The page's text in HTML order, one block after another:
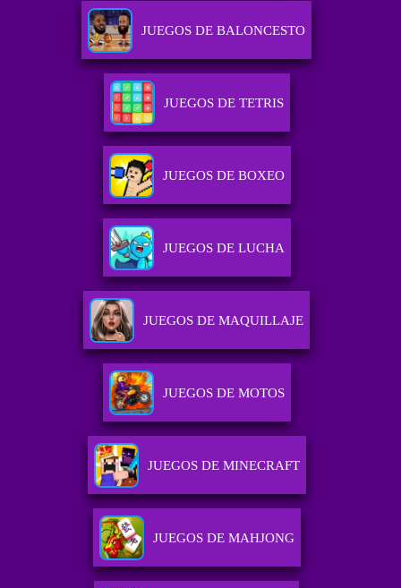
JUEGOS DE BALONCESTO
JUEGOS DE TETRIS
JUEGOS DE BOXEO
JUEGOS DE LUCHA
JUEGOS DE MAQUILLAJE
JUEGOS DE MOTOS
JUEGOS DE MINECRAFT
JUEGOS DE MAHJONG